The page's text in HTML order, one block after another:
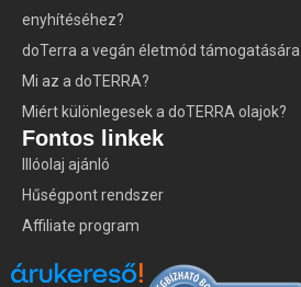
enyhítéséhez?
doTerra a vegán életmód támogatására
Mi az a doTERRA?
Miért különlegesek a doTERRA olajok?
Fontos linkek
Illóolaj ajánló
Hűségpont rendszer
Affiliate program